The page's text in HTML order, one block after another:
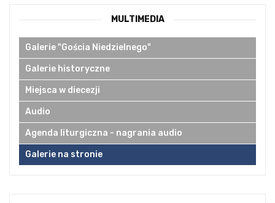
MULTIMEDIA
Galerie "Gościa Niedzielnego"
Galerie historyczne
Miejsca w diecezji
Audio
Agenda liturgiczna - nagrania audio
Galerie na stronie